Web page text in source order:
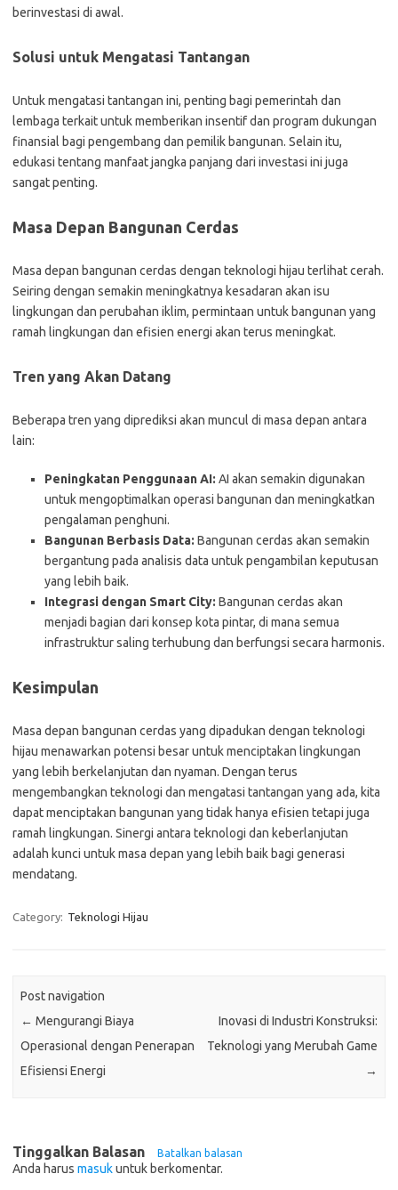
berinvestasi di awal.
Solusi untuk Mengatasi Tantangan
Untuk mengatasi tantangan ini, penting bagi pemerintah dan
lembaga terkait untuk memberikan insentif dan program dukungan
finansial bagi pengembang dan pemilik bangunan. Selain itu,
edukasi tentang manfaat jangka panjang dari investasi ini juga
sangat penting.
Masa Depan Bangunan Cerdas
Masa depan bangunan cerdas dengan teknologi hijau terlihat cerah.
Seiring dengan semakin meningkatnya kesadaran akan isu
lingkungan dan perubahan iklim, permintaan untuk bangunan yang
ramah lingkungan dan efisien energi akan terus meningkat.
Tren yang Akan Datang
Beberapa tren yang diprediksi akan muncul di masa depan antara
lain:
Peningkatan Penggunaan AI: AI akan semakin digunakan
untuk mengoptimalkan operasi bangunan dan meningkatkan
pengalaman penghuni.
Bangunan Berbasis Data: Bangunan cerdas akan semakin
bergantung pada analisis data untuk pengambilan keputusan
yang lebih baik.
Integrasi dengan Smart City: Bangunan cerdas akan
menjadi bagian dari konsep kota pintar, di mana semua
infrastruktur saling terhubung dan berfungsi secara harmonis.
Kesimpulan
Masa depan bangunan cerdas yang dipadukan dengan teknologi
hijau menawarkan potensi besar untuk menciptakan lingkungan
yang lebih berkelanjutan dan nyaman. Dengan terus
mengembangkan teknologi dan mengatasi tantangan yang ada, kita
dapat menciptakan bangunan yang tidak hanya efisien tetapi juga
ramah lingkungan. Sinergi antara teknologi dan keberlanjutan
adalah kunci untuk masa depan yang lebih baik bagi generasi
mendatang.
Category: Teknologi Hijau
Post navigation
← Mengurangi Biaya
Operasional dengan Penerapan
Efisiensi Energi
Inovasi di Industri Konstruksi:
Teknologi yang Merubah Game
→
Tinggalkan Balasan Batalkan balasan
Anda harus masukuntuk berkomentar.